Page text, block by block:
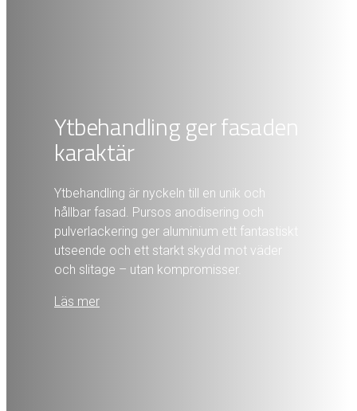
Ytbehandling ger fasaden
karaktär
Ytbehandling är nyckeln till en unik och
hållbar fasad. Pursos anodisering och
pulverlackering ger aluminium ett fantastiskt
utseende och ett starkt skydd mot väder
och slitage – utan kompromisser.
Läs mer